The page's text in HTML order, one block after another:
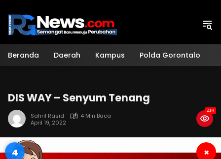
konten
Beranda Daerah Kampus Polda Gorontalo
DIS WAY – Senyum Tenang
Sahril Rasid
4 Min Baca
April 19, 2022
419
3 ×